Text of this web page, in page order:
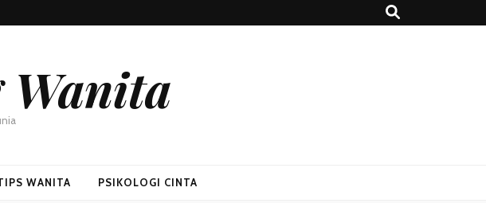
Wanita
WANITA PSIKOLOGI CINTA